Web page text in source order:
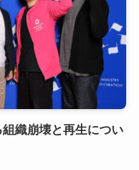
組織崩壊と再生につい